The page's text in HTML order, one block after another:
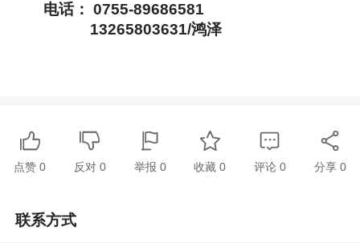
电话： 0755-89686581
13265803631/鸿泽
点赞0 反对 0 举报 0 收藏 0 评论 0 分享 0
联系方式